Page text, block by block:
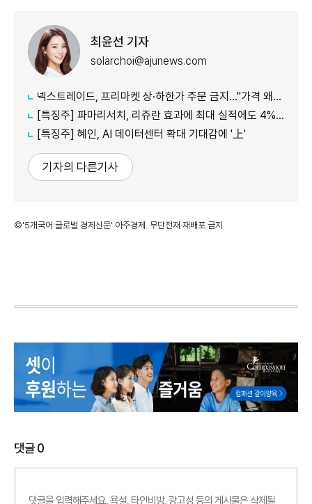
최윤선 기자
solarchoi@ajunews.com
넥스트레이드, 프리마켓 상·하한가 주문 금지…"가격 왜곡 방지"
[특징주] 파마리서치, 리쥬란 효과에 최대 실적에도 4%대 약세
[특징주] 혜인, AI 데이터센터 확대 기대감에 '上'
기자의 다른기사
©'5개국어 글로벌 경제신문' 아주경제. 무단전재·재배포 금지
댓글0